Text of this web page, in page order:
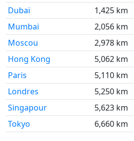
Dubaï 1,425 km
Mumbai
2,056 km
Moscou
2,978 km
Hong Kong
5,062 km
Paris
5,110 km
Londres
5,250 km
Singapour
5,623 km
Tokyo
6,660 km